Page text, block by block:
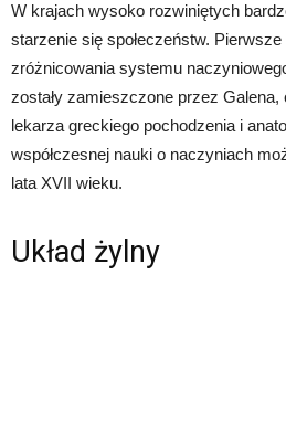
W krajach wysoko rozwiniętych
starzenie się społeczeństw.
zróżnicowania systemu
zostały zamieszczone przez Galena,
lekarza greckiego pochodzenia i
współczesnej nauki o naczyniach
lata XVII wieku.
Układ żylny